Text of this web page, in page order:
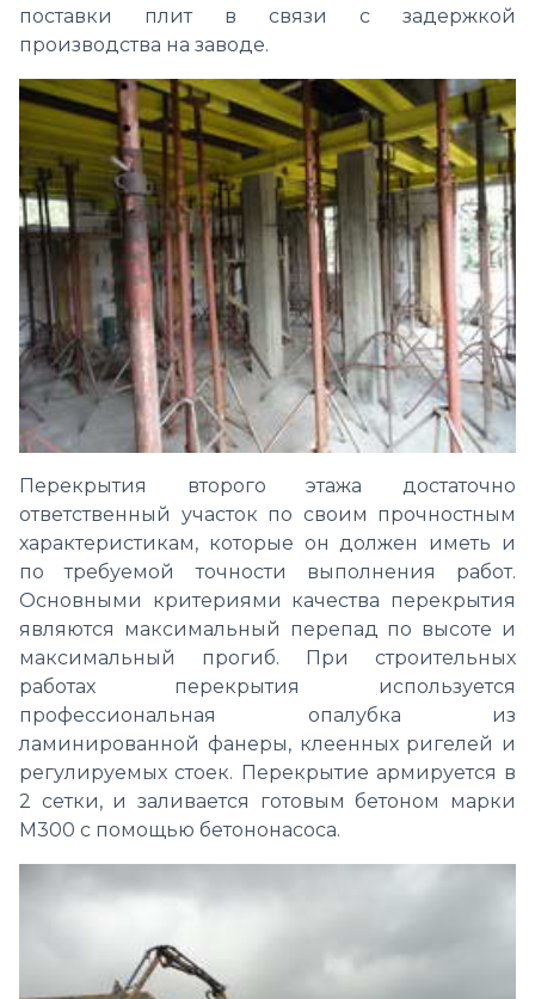
поставки плит в связи с задержкой
производства на заводе.
Перекрытия второго этажа достаточно
ответственный участок по своим прочностным
характеристикам, которые он должен иметь и
по требуемой точности выполнения работ.
Основными критериями качества перекрытия
являются максимальный перепад по высоте и
максимальный прогиб. При строительных
работах перекрытия используется
профессиональная опалубка из
ламинированной фанеры, клеенных ригелей и
регулируемых стоек. Перекрытие армируется в
2 сетки, и заливается готовым бетоном марки
М300 с помощью бетононасоса.